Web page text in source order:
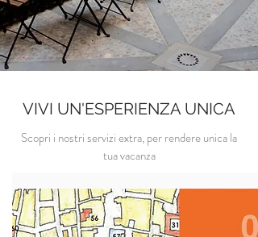
VIVI UN'ESPERIENZA UNICA
Scopri i nostri servizi extra, per rendere unica la
tua vacanza